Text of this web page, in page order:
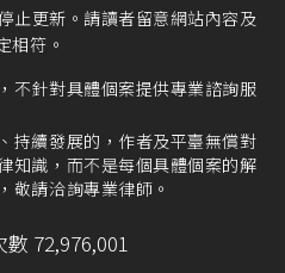
止更新。請讀者留意網站內容及
相符。
不針對具體個案提供專業諮詢服
持續發展的，作者及平臺無償對
知識，而不是每個具體個案的解
敬請洽詢專業律師。
72,976,001